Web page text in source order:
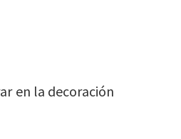
en la decoración